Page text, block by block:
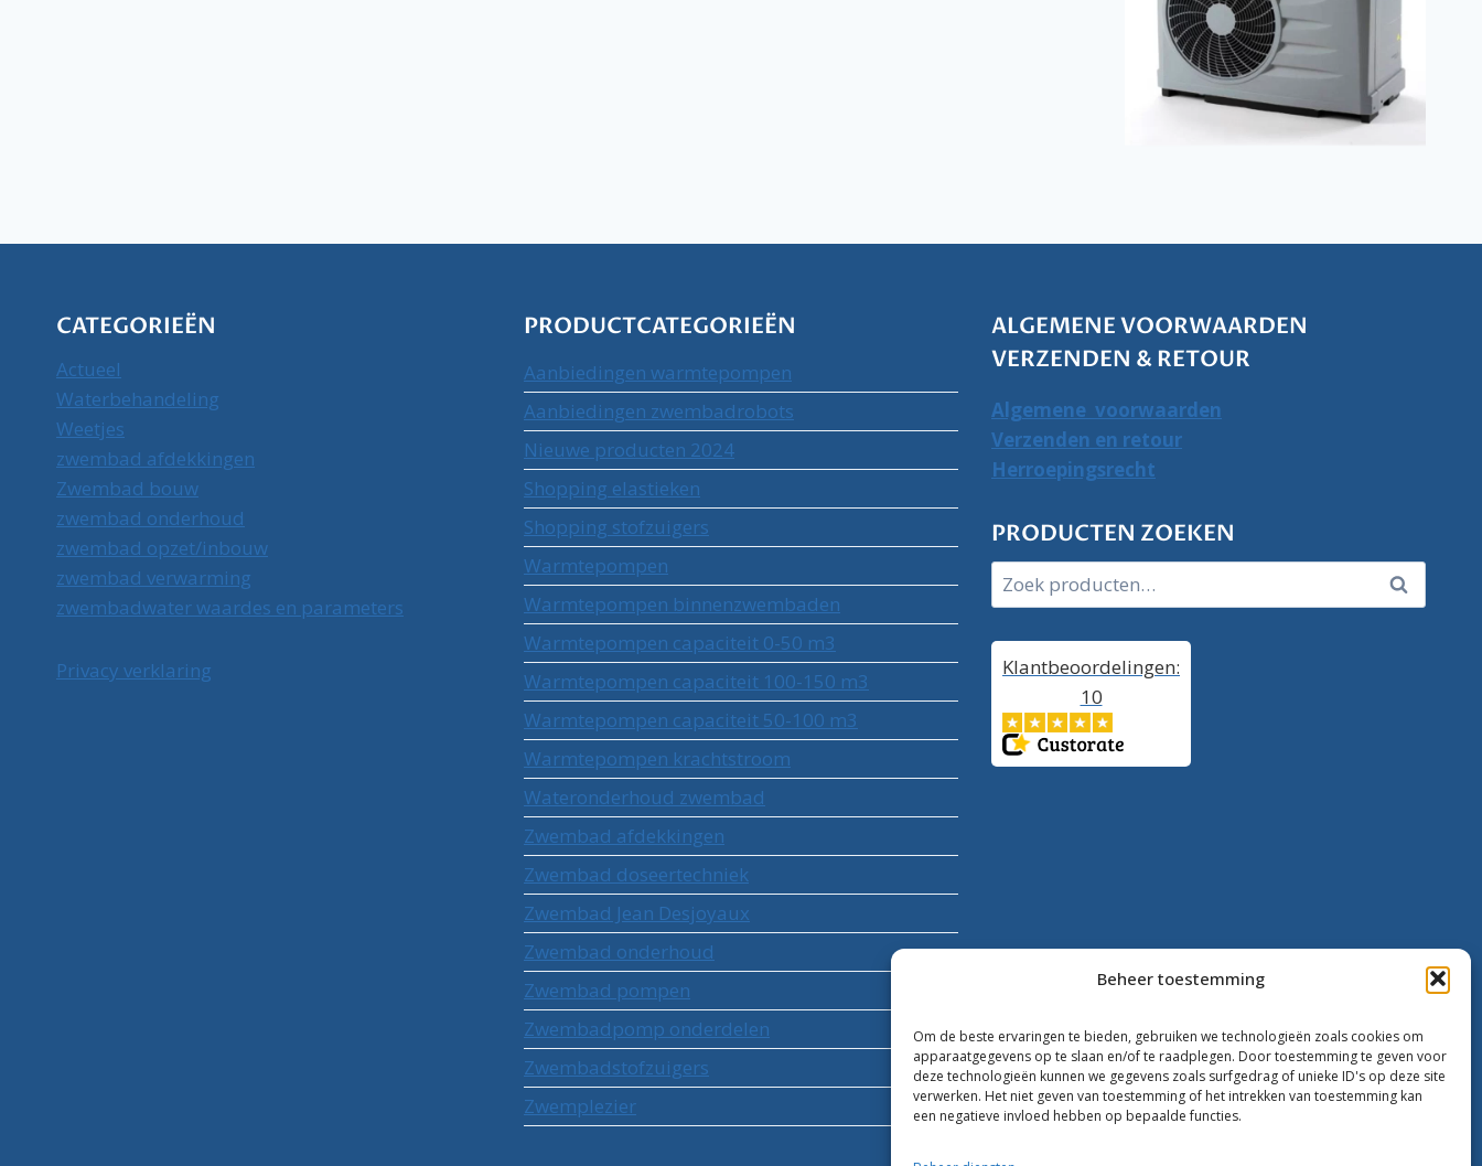
Beheer toestemming
Om de beste ervaringen te bieden, gebruiken we technologieën zoals cookies om
apparaatgegevens op te slaan en/of te raadplegen. Door toestemming te geven voor
deze technologieën kunnen we gegevens zoals surfgedrag of unieke ID's op deze site
verwerken. Het niet geven van toestemming of het intrekken van toestemming kan
een negatieve invloed hebben op bepaalde functies.
CATEGORIEËN
Actueel
Waterbehandeling
Weetjes
zwembad afdekkingen
Zwembad bouw
zwembad onderhoud
zwembad opzet/inbouw
zwembad verwarming
zwembadwater waardes en parameters
Privacy verklaring
PRODUCTCATEGORIEËN
Aanbiedingen warmtepompen
Aanbiedingen zwembadrobots
Nieuwe producten 2024
Shopping elastieken
Shopping stofzuigers
Warmtepompen
Warmtepompen binnenzwembaden
Warmtepompen capaciteit 0-50 m3
Warmtepompen capaciteit 100-150 m3
Warmtepompen capaciteit 50-100 m3
Warmtepompen krachtstroom
Wateronderhoud zwembad
Zwembad afdekkingen
Zwembad doseertechniek
Zwembad Jean Desjoyaux
Zwembad onderhoud
Zwembad pompen
Zwembadpomp onderdelen
Zwembadstofzuigers
Zwemplezier
ALGEMENE VOORWAARDEN
VERZENDEN & RETOUR
Algemene voorwaarden
Verzenden en retour
Herroepingsrecht
PRODUCTEN ZOEKEN
Zoeken
naar:
Zoeken
Klantbeoordelingen:
10